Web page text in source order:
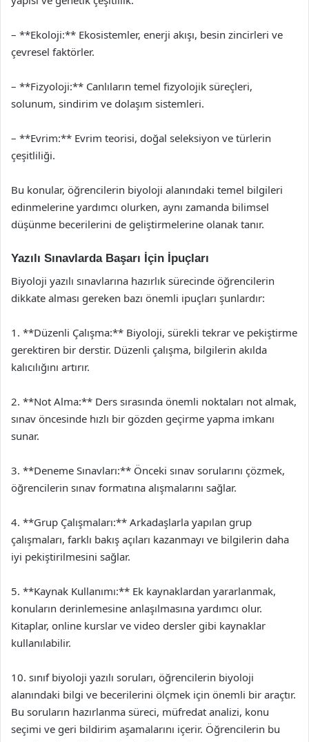
– **Ekoloji:** Ekosistemler, enerji akışı, besin zincirleri ve
çevresel faktörler.
– **Fizyoloji:** Canlıların temel fizyolojik süreçleri,
solunum, sindirim ve dolaşım sistemleri.
– **Evrim:** Evrim teorisi, doğal seleksiyon ve türlerin
çeşitliliği.
Bu konular, öğrencilerin biyoloji alanındaki temel bilgileri
edinmelerine yardımcı olurken, aynı zamanda bilimsel
düşünme becerilerini de geliştirmelerine olanak tanır.
Yazılı Sınavlarda Başarı İçin İpuçları
Biyoloji yazılı sınavlarına hazırlık sürecinde öğrencilerin
dikkate alması gereken bazı önemli ipuçları şunlardır:
1. **Düzenli Çalışma:** Biyoloji, sürekli tekrar ve pekiştirme
gerektiren bir derstir. Düzenli çalışma, bilgilerin akılda
kalıcılığını artırır.
2. **Not Alma:** Ders sırasında önemli noktaları not almak,
sınav öncesinde hızlı bir gözden geçirme yapma imkanı
sunar.
3. **Deneme Sınavları:** Önceki sınav sorularını çözmek,
öğrencilerin sınav formatına alışmalarını sağlar.
4. **Grup Çalışmaları:** Arkadaşlarla yapılan grup
çalışmaları, farklı bakış açıları kazanmayı ve bilgilerin daha
iyi pekiştirilmesini sağlar.
5. **Kaynak Kullanımı:** Ek kaynaklardan yararlanmak,
konuların derinlemesine anlaşılmasına yardımcı olur.
Kitaplar, online kurslar ve video dersler gibi kaynaklar
kullanılabilir.
10. sınıf biyoloji yazılı soruları, öğrencilerin biyoloji
alanındaki bilgi ve becerilerini ölçmek için önemli bir araçtır.
Bu soruların hazırlanma süreci, müfredat analizi, konu
seçimi ve geri bildirim aşamalarını içerir. Öğrencilerin bu